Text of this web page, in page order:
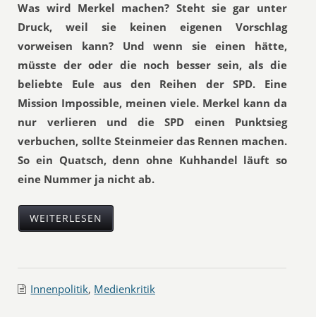
Was wird Merkel machen? Steht sie gar unter
Druck, weil sie keinen eigenen Vorschlag
vorweisen kann? Und wenn sie einen hätte,
müsste der oder die noch besser sein, als die
beliebte Eule aus den Reihen der SPD. Eine
Mission Impossible, meinen viele. Merkel kann da
nur verlieren und die SPD einen Punktsieg
verbuchen, sollte Steinmeier das Rennen machen.
So ein Quatsch, denn ohne Kuhhandel läuft so
eine Nummer ja nicht ab.
WEITERLESEN
Innenpolitik, Medienkritik